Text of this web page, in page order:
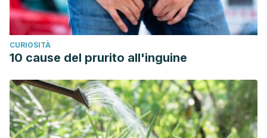
Wronkowska M, Soral-Smietana M, Biedrzycka E. (2008).
Utilization of resistant starch of native tapioca, corn and
waxy corn starches and their retrograded preparations by
Bifidobacterium .International Journal of Food Science and
Nutrition. 59 (1): 80-
7.https://pubmed.ncbi.nlm.nih.gov/18097846/
CURIOSITÀ
10 cause del prurito all'inguine